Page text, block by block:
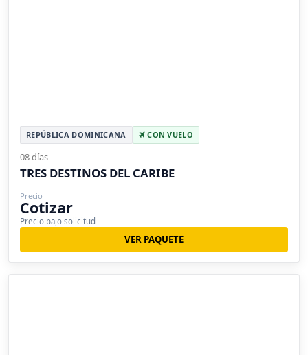
REPÚBLICA DOMINICANA CON VUELO
08 días
TRES DESTINOS DEL CARIBE
Precio
Cotizar
Precio bajo solicitud
VER PAQUETE